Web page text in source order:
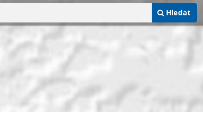
Hledat